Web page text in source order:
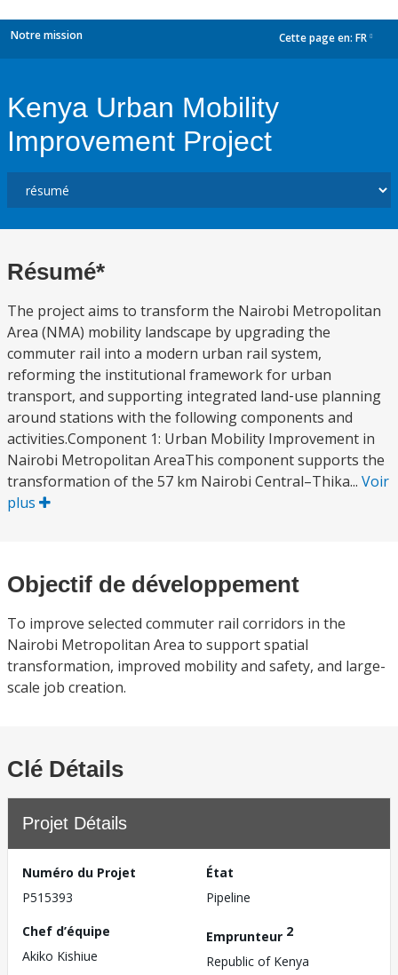
Notre mission Cette page en: FR
Kenya Urban Mobility
Improvement Project
Résumé*
The project aims to transform the Nairobi Metropolitan
Area (NMA) mobility landscape by upgrading the
commuter rail into a modern urban rail system,
reforming the institutional framework for urban
transport, and supporting integrated land‑use planning
around stations with the following components and
activities.Component 1: Urban Mobility Improvement in
Nairobi Metropolitan AreaThis component supports the
transformation of the 57 km Nairobi Central–Thika... Voir
plus
Objectif de développement
To improve selected commuter rail corridors in the
Nairobi Metropolitan Area to support spatial
transformation, improved mobility and safety, and large-
scale job creation.
Clé Détails
Projet Détails
Numéro du Projet
P515393
État
Pipeline
Chef d’équipe
Akiko Kishiue
Emprunteur 2
Republic of Kenya